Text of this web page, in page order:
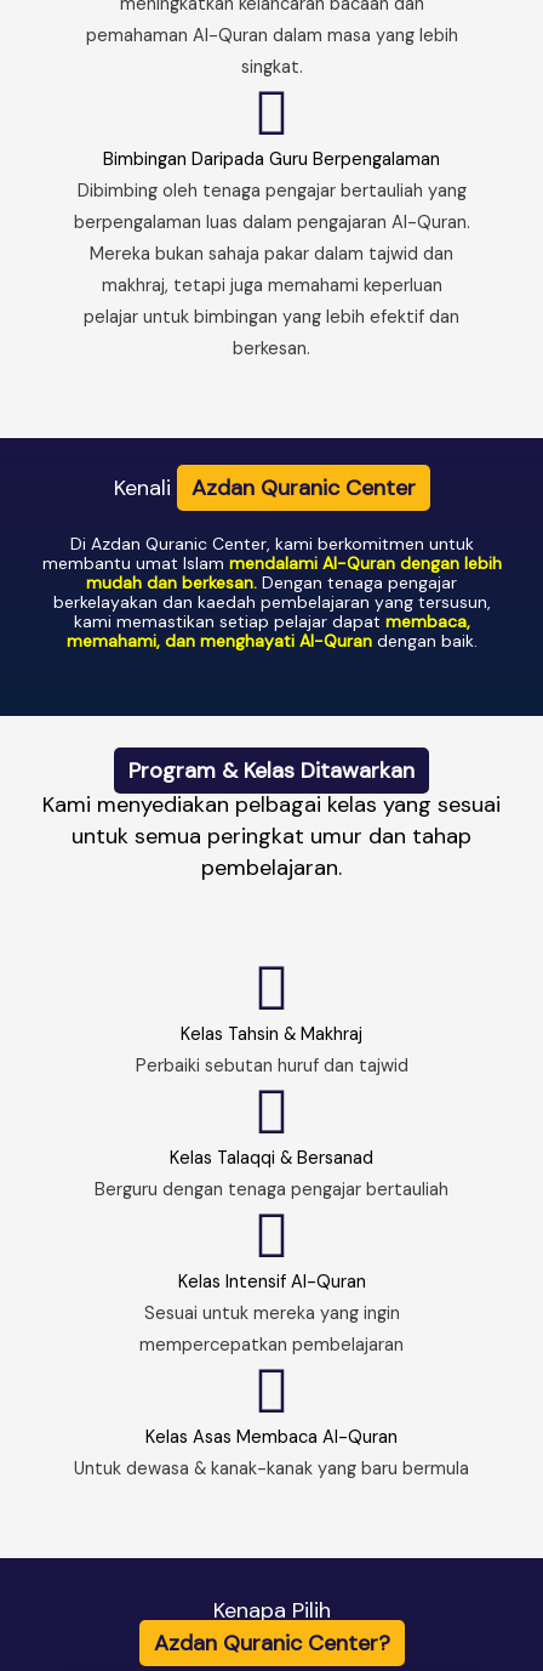
pemahaman Al-Quran dalam masa yang lebih
singkat.
Bimbingan Daripada Guru Berpengalaman
Dibimbing oleh tenaga pengajar bertauliah yang
berpengalaman luas dalam pengajaran Al-Quran.
Mereka bukan sahaja pakar dalam tajwid dan
makhraj, tetapi juga memahami keperluan
pelajar untuk bimbingan yang lebih efektif dan
berkesan.
Kenali Azdan Quranic Center
Di Azdan Quranic Center, kami berkomitmen untuk
membantu umat Islam mendalami Al-Quran dengan lebih
mudah dan berkesan. Dengan tenaga pengajar
berkelayakan dan kaedah pembelajaran yang tersusun,
kami memastikan setiap pelajar dapat membaca,
memahami, dan menghayati Al-Qurandengan baik.
Program & Kelas Ditawarkan
Kami menyediakan pelbagai kelas yang sesuai
untuk semua peringkat umur dan tahap
pembelajaran.
Kelas Tahsin & Makhraj
Perbaiki sebutan huruf dan tajwid
Kelas Talaqqi & Bersanad
Berguru dengan tenaga pengajar bertauliah
Kelas Intensif Al-Quran
Sesuai untuk mereka yang ingin
mempercepatkan pembelajaran
Kelas Asas Membaca Al-Quran
Untuk dewasa & kanak-kanak yang baru bermula
Kenapa Pilih
Azdan Quranic Center?